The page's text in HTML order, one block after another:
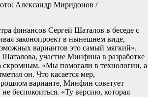
Александр Миридонов /
финансов Сергей Шаталов в беседе с
законопроект в нынешнем виде,
вариантов это самый мягкий».
участие Минфина в разработке
скромным. «Мы помогали в технологии, а
он. Что касается мер,
варианте, Минфин советует
беспокоиться. «Ту версию, которая